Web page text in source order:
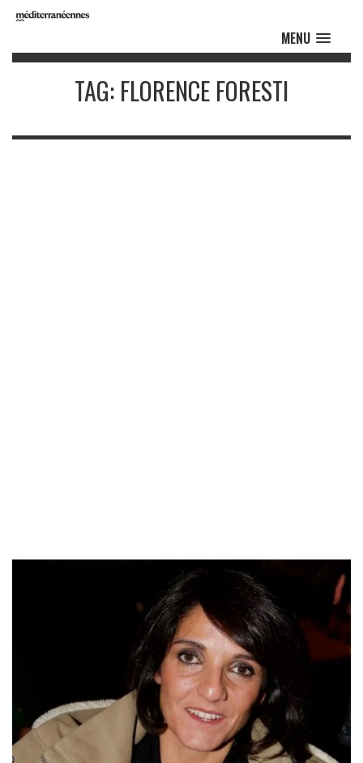
MENU
TAG: FLORENCE FORESTI